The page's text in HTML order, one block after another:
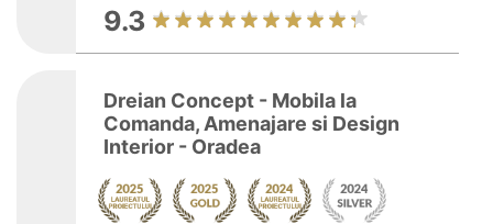
9.3
Dreian Concept - Mobila la
Comanda, Amenajare si Design
Interior - Oradea